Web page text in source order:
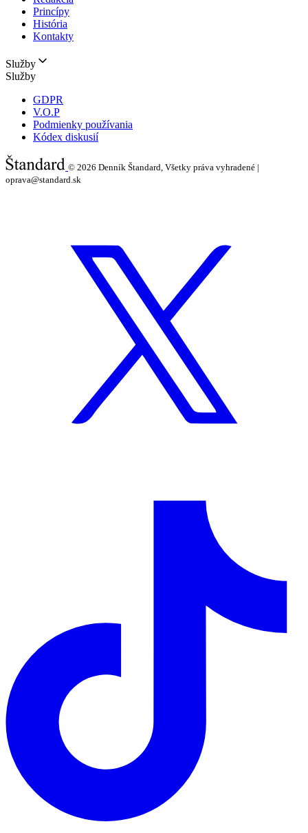
Princípy
História
Kontakty
Služby
Služby
GDPR
V.O.P
Podmienky používania
Kódex diskusií
© 2026 Denník Štandard, Všetky práva vyhradené |
oprava@standard.sk